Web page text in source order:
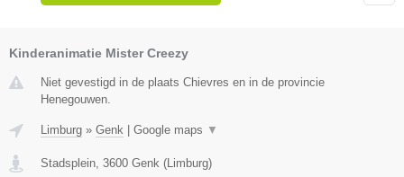
Kinderanimatie Mister Creezy
Niet gevestigd in de plaats Chievres en in de provincie
Henegouwen.
Limburg » Genk Google maps ▼
Stadsplein, 3600 Genk (Limburg)